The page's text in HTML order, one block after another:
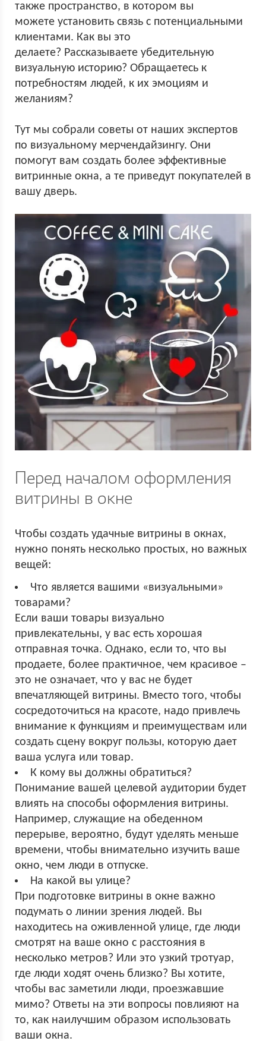
также пространство, в котором вы
можете установить связь с потенциальными
клиентами. Как вы это
делаете? Рассказываете убедительную
визуальную историю? Обращаетесь к
потребностям людей, к их эмоциям и
желаниям?
Тут мы собрали советы от наших экспертов
по визуальному мерчендайзингу. Они
помогут вам создать более эффективные
витринные окна, а те приведут покупателей в
вашу дверь.
Перед началом оформления
витрины в окне
Чтобы создать удачные витрины в окнах,
нужно понять несколько простых, но важных
вещей:
Что является вашими «визуальными»
товарами?
Если ваши товары визуально
привлекательны, у вас есть хорошая
отправная точка. Однако, если то, что вы
продаете, более практичное, чем красивое –
это не означает, что у вас не будет
впечатляющей витрины. Вместо того, чтобы
сосредоточиться на красоте, надо привлечь
внимание к функциям и преимуществам или
создать сцену вокруг пользы, которую дает
ваша услуга или товар.
К кому вы должны обратиться?
Понимание вашей целевой аудитории будет
влиять на способы оформления витрины.
Например, служащие на обеденном
перерыве, вероятно, будут уделять меньше
времени, чтобы внимательно изучить ваше
окно, чем люди в отпуске.
На какой вы улице?
При подготовке витрины в окне важно
подумать о линии зрения людей. Вы
находитесь на оживленной улице, где люди
смотрят на ваше окно с расстояния в
несколько метров? Или это узкий тротуар,
где люди ходят очень близко? Вы хотите,
чтобы вас заметили люди, проезжавшие
мимо? Ответы на эти вопросы повлияют на
то, как наилучшим образом использовать
ваши окна.